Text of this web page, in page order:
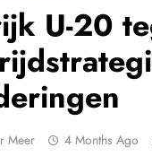
U-20
Meer 4 Months Ago